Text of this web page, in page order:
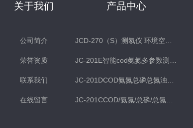
关于我们
公司简介
荣誉资质
联系我们
在线留言
产品中心